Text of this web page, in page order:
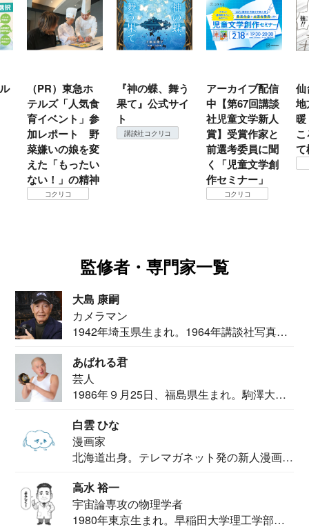
（PR）東急ホ
テルズ「人気食
育イベント」参
加レポート 野
菜嫌いの娘を変
えた「もったい
ない！」の精神
コクリコ
『神の蝶、舞う
果て』公式サイ
ト
講談社コクリコ
アーカイブ配信
中【第67回講談
社児童文学新人
賞】受賞作家と
前選考委員に聞
く「児童文学創
作セミナー」
コクリコ
仙
地
て
監修者・専門家一覧
大島 康嗣
カメラマン
1942年埼玉県生まれ。1964年講談社写真部
あばれる君
芸人
1986年９月25日、福島県生まれ。駒澤大学
白雲 ひな
漫画家
北海道出身。テレマガネット発の新人漫画
高水 裕一
宇宙論専攻の物理学者
1980年東京生まれ。早稲田大学理工学部物